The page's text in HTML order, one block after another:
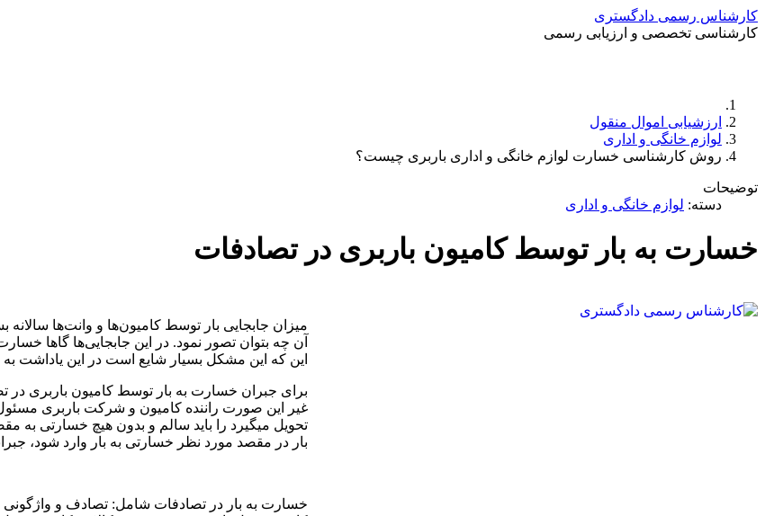
کارشناس رسمی دادگستری
کارشناسی تخصصی و ارزیابی رسمی
ارزشیابی اموال منقول
لوازم خانگی و اداری
روش کارشناسی خسارت لوازم خانگی و اداری باربری چیست؟
توضیحات
دسته: لوازم خانگی و اداری
خسارت به بار توسط کامیون باربری در تصادفات
میزان جابجایی بار توسط کامیون‌ها و وانت‌ها سالانه
آن چه بتوان تصور نمود. در این جابجایی‌ها گاها
این که این مشکل بسیار شایع است در این یاداشت
برای جبران خسارت به بار توسط کامیون باربری در
غیر این صورت راننده کامیون و شرکت باربری
تحویل میگیرد را باید سالم و بدون هیچ خسارتی به
بار در مقصد مورد نظر خسارتی به بار وارد شود،
خسارت به بار در تصادفات شامل: تصادف و واژگونی